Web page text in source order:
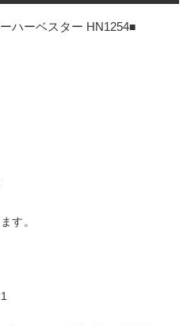
ハーベスター HN1254■
す。